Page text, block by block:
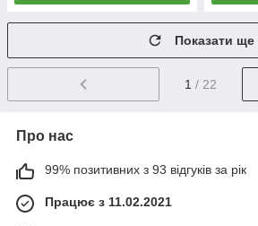
Показати ще
1 / 22
Про нас
99% позитивних з 93 відгуків за рік
Працює з 11.02.2021